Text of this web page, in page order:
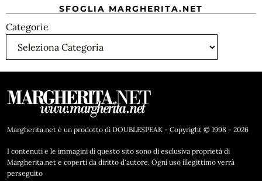
SFOGLIA MARGHERITA.NET
Categorie
Margherita.net è un prodotto di DOUBLESPEAK - Copyright © 1998 - 2026
I contenuti e le immagini di questo sito sono di esclusiva proprietà di
Margherita.net e coperti da diritto d'autore. Ogni uso illegittimo verrà
perseguito